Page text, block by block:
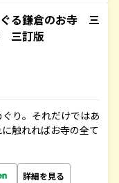
る鎌倉のお寺 三
三訂版
り。それだけではあ
触れればお寺の全て
詳細を見る